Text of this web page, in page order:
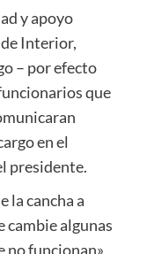
y apoyo
Interior,
– por efecto
que
en el
presidente.
la cancha a
cambie algunas
no funcionan»,